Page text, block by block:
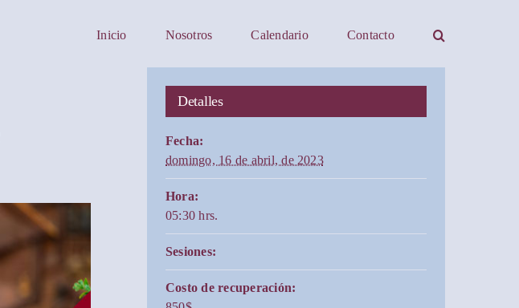
Inicio Nosotros Calendario Contacto
Detalles
Fecha:
domingo, 16 de abril, de 2023
Hora:
05:30 hrs.
Sesiones:
Costo de recuperación: